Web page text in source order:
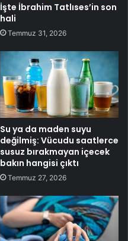
İşte İbrahim Tatlıses’in son
hali
Temmuz 31, 2026
Su ya da maden suyu
değilmiş: Vücudu saatlerce
susuz bırakmayan içecek
bakın hangisi çıktı
Temmuz 27, 2026